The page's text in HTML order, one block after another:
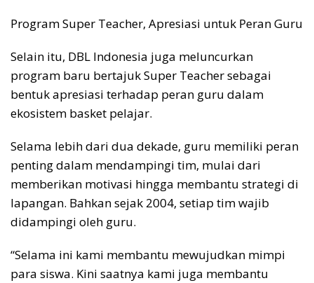
Program Super Teacher, Apresiasi untuk Peran Guru
Selain itu, DBL Indonesia juga meluncurkan
program baru bertajuk Super Teacher sebagai
bentuk apresiasi terhadap peran guru dalam
ekosistem basket pelajar.
Selama lebih dari dua dekade, guru memiliki peran
penting dalam mendampingi tim, mulai dari
memberikan motivasi hingga membantu strategi di
lapangan. Bahkan sejak 2004, setiap tim wajib
didampingi oleh guru.
“Selama ini kami membantu mewujudkan mimpi
para siswa. Kini saatnya kami juga membantu